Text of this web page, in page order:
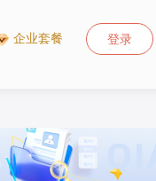
企业套餐 登录